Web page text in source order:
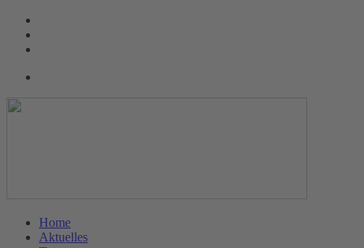
Home
Aktuelles